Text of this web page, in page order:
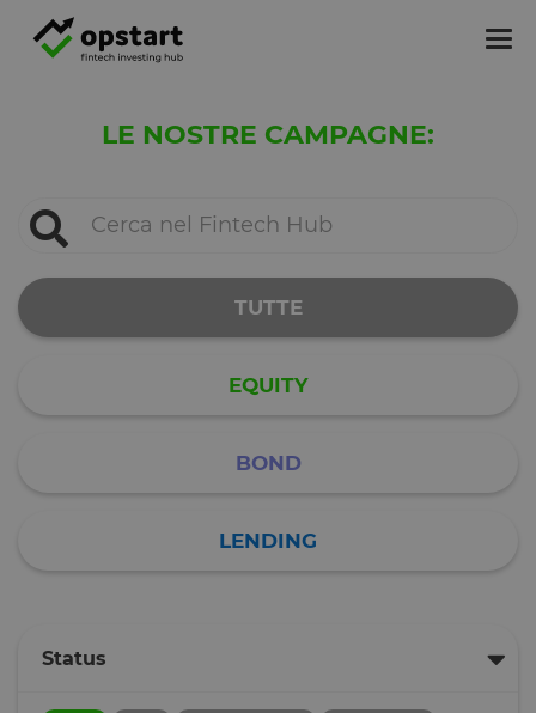
LE NOSTRE CAMPAGNE:
TUTTE
EQUITY
BOND
LENDING
Status